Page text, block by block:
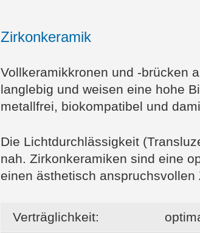
Zirkonkeramik
Vollkeramikkronen und -brücken
langlebig und weisen eine hohe
metallfrei, biokompatibel und
Die Lichtdurchlässigkeit
nah. Zirkonkeramiken sind eine
einen ästhetisch
Verträglichkeit: